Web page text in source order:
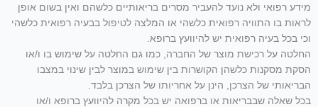
מידע רפואי ולא נועד להעביר מסרים בריאותיים כלשהם ואין בשום אופן
לראות בו התוויה רפואית כלשהי או המלצה לטיפול בבעיה רפואית כלשהי
וכי בכל בעיה רפואית יש להיוועץ ברופא.
החלטה על רכישת מוצר של החברה, כמו גם החלטה על שימוש בו ו/או
הסקת מסקנות כלשהן הקושרות בין שימוש במוצר לבין שינוי במצבו
הבריאותי של הצרכן, הינן על אחריותו של הצרכן בלבד.
בכל שאלה שבבריאות או ברפואה יש בכל מקרה להיוועץ ברופא ו/או